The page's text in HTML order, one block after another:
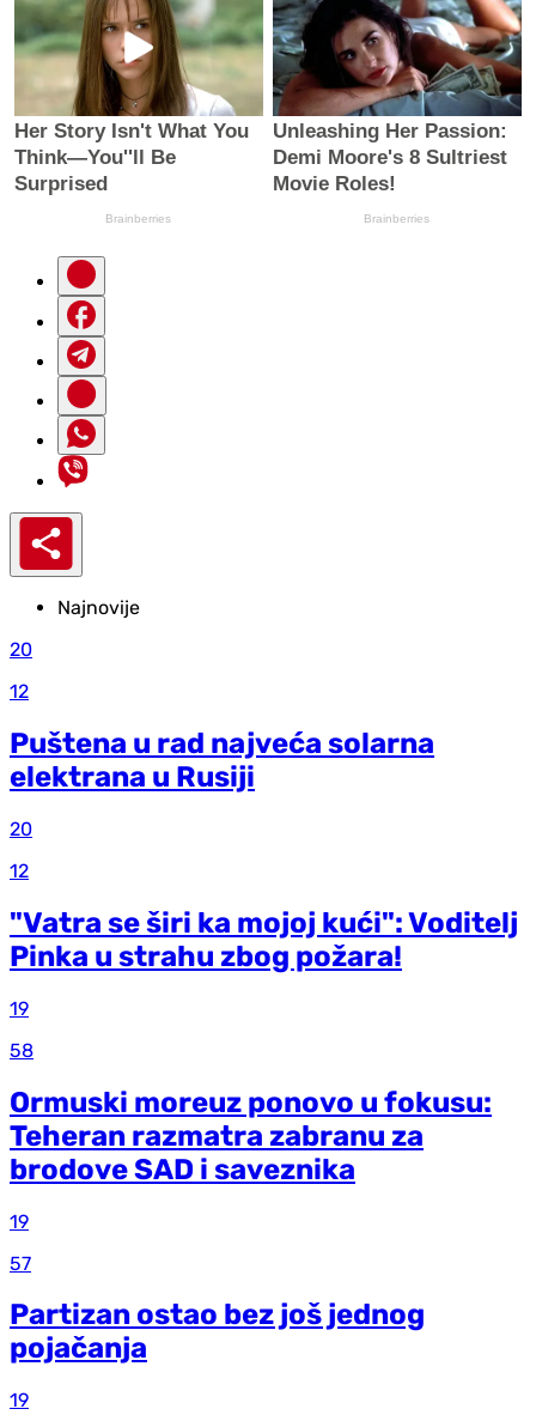
Najnovije
20
12
Puštena u rad najveća solarna
elektrana u Rusiji
20
12
"Vatra se širi ka mojoj kući": Voditelj
Pinka u strahu zbog požara!
19
58
Ormuski moreuz ponovo u fokusu:
Teheran razmatra zabranu za
brodove SAD i saveznika
19
57
Partizan ostao bez još jednog
pojačanja
19